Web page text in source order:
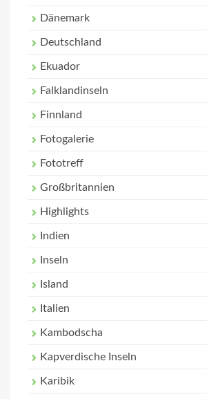
Dänemark
Deutschland
Ekuador
Falklandinseln
Finnland
Fotogalerie
Fototreff
Großbritannien
Highlights
Indien
Inseln
Island
Italien
Kambodscha
Kapverdische Inseln
Karibik